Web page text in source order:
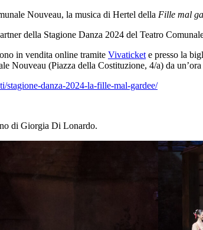
Nouveau, la musica di Hertel della Fille mal
della Stagione Danza 2024 del Teatro
in vendita online tramite Vivaticket e presso la
Nouveau (Piazza della Costituzione, 4/a) da
stagione-danza-2024-la-fille-mal-gardee/
di Giorgia Di Lonardo.